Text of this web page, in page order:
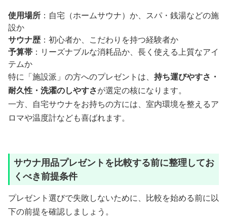
使用場所 ：自宅（ホームサウナ）か、スパ・銭湯などの施
設か
サウナ歴 ：初心者か、こだわりを持つ経験者か
予算帯 ：リーズナブルな消耗品か、長く使える上質なアイ
テムか
特に「施設派」の方へのプレゼントは、 持ち運びやすさ・
耐久性・洗濯のしやすさが選定の核になります。
一方、自宅サウナをお持ちの方には、室内環境を整えるア
ロマや温度計なども喜ばれます。
サウナ用品プレゼントを比較する前に整理してお
くべき前提条件
プレゼント選びで失敗しないために、比較を始める前に以
下の前提を確認しましょう。